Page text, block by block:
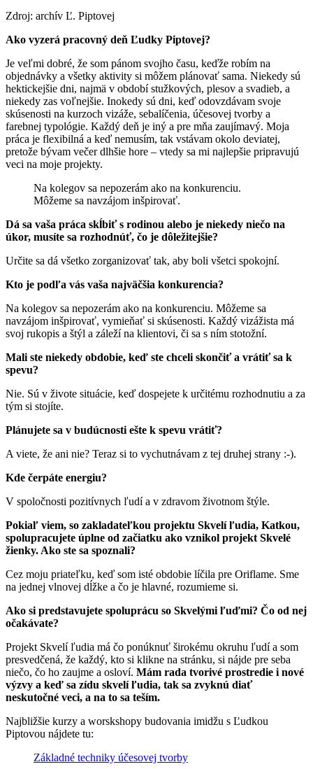
Zdroj: archív Ľ. Piptovej
Ako vyzerá pracovný deň Ľudky Piptovej?
Je veľmi dobré, že som pánom svojho času, keďže robím na
objednávky a všetky aktivity si môžem plánovať sama. Niekedy sú
hektickejšie dni, najmä v období stužkových, plesov a svadieb, a
niekedy zas voľnejšie. Inokedy sú dni, keď odovzdávam svoje
skúsenosti na kurzoch vizáže, sebalíčenia, účesovej tvorby a
farebnej typológie. Každý deň je iný a pre mňa zaujímavý. Moja
práca je flexibilná a keď nemusím, tak vstávam okolo deviatej,
pretože bývam večer dlhšie hore – vtedy sa mi najlepšie pripravujú
veci na moje projekty.
Na kolegov sa nepozerám ako na konkurenciu.
Môžeme sa navzájom inšpirovať.
Dá sa vaša práca skĺbiť s rodinou alebo je niekedy niečo na
úkor, musíte sa rozhodnúť, čo je dôležitejšie?
Určite sa dá všetko zorganizovať tak, aby boli všetci spokojní.
Kto je podľa vás vaša najväčšia konkurencia?
Na kolegov sa nepozerám ako na konkurenciu. Môžeme sa
navzájom inšpirovať, vymieňať si skúsenosti. Každý vizážista má
svoj rukopis a štýl a záleží na klientovi, či sa s ním stotožní.
Mali ste niekedy obdobie, keď ste chceli skončiť a vrátiť sa k
spevu?
Nie. Sú v živote situácie, keď dospejete k určitému rozhodnutiu a za
tým si stojíte.
Plánujete sa v budúcnosti ešte k spevu vrátiť?
A viete, že ani nie? Teraz si to vychutnávam z tej druhej strany :-).
Kde čerpáte energiu?
V spoločnosti pozitívnych ľudí a v zdravom životnom štýle.
Pokiaľ viem, so zakladateľkou projektu Skvelí ľudia, Katkou,
spolupracujete úplne od začiatku ako vznikol projekt Skvelé
žienky. Ako ste sa spoznali?
Cez moju priateľku, keď som isté obdobie líčila pre Oriflame. Sme
na jednej vlnovej dĺžke a čo je hlavné, rozumieme si.
Ako si predstavujete spoluprácu so Skvelými ľuďmi? Čo od nej
očakávate?
Projekt Skvelí ľudia má čo ponúknuť širokému okruhu ľudí a som
presvedčená, že každý, kto si klikne na stránku, si nájde pre seba
niečo, čo ho zaujme a osloví. Mám rada tvorivé prostredie i nové
výzvy a keď sa zídu skvelí ľudia, tak sa zvyknú diať
neskutočné veci, a na to sa teším.
Najbližšie kurzy a worskshopy budovania imidžu s Ľudkou
Piptovou nájdete tu:
Základné techniky účesovej tvorby